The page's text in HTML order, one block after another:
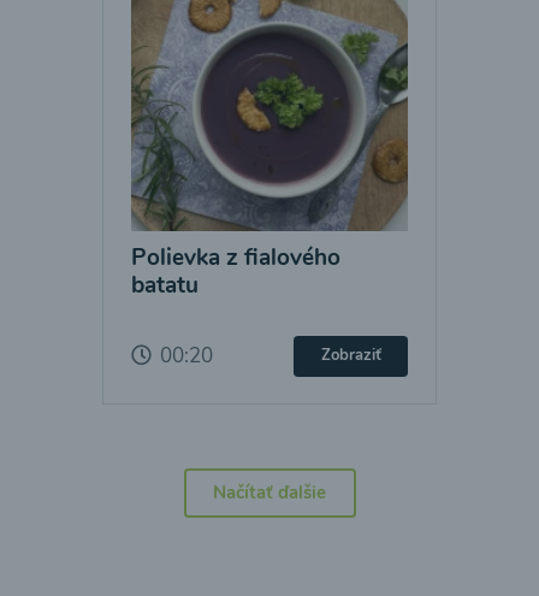
Polievka z fialového
batatu
00:20 Zobraziť
Načítať ďalšie